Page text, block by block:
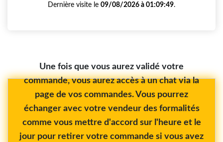
Dernière visite le 09/08/2026 à 01:09:49.
Une fois que vous aurez validé votre
commande, vous aurez accès à un chat via la
page de vos commandes. Vous pourrez
échanger avec votre vendeur des formalités
comme vous mettre d'accord sur l'heure et le
jour pour retirer votre commande si vous avez